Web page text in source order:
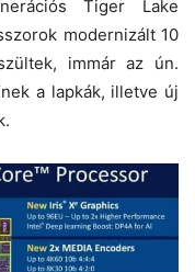
Tiger Lake
modernizált 10
immár az ún.
a lapkák, illetve új